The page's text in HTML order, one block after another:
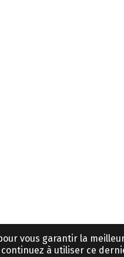
vous garantir la
à utiliser ce